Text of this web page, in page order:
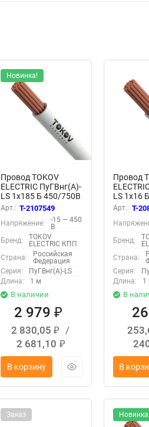
Новинка!
Провод TOKOV
ELECTRIC ПуГВнг(А)-
LS 1х185 Б 450/750В
(м) УТ000032038
Арт.: T-2107549
Напряжение:
-15 — 450
В
Бренд:
TOKOV
ELECTRIC КПП
Страна:
Российская
Федерация
Серия:
ПуГВнг(А)-LS
Длина:
1 м
В наличии
2 979 ₽
2 830,05 ₽
/
2 681,10 ₽
В корзину
Провод
LS 1х16
(м) 00-
Арт.: T-
Бренд:
Страна:
Серия:
Длина:
1
В
В
Заказ Новинка!